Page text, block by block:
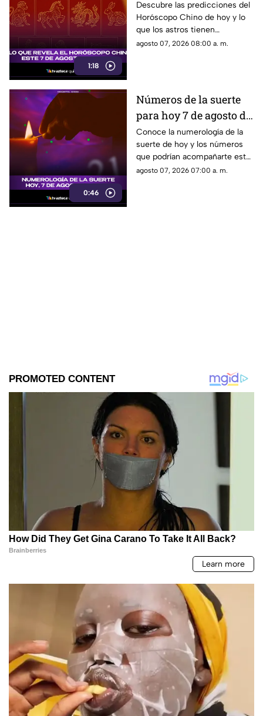
1:18
2026: predicciones para
cada signo y su energía
Descubre las predicciones del
Horóscopo Chino de hoy y lo
que los astros tienen
preparado para cada signo este
agosto 07, 2026 08:00 a. m.
0:46
Números de la suerte
para hoy 7 de agosto de
2026: descubre qué
cifra te favorece
Conoce la numerología de la
suerte de hoy y los números
que podrían acompañarte este
7 de agosto de 2026.
agosto 07, 2026 07:00 a. m.